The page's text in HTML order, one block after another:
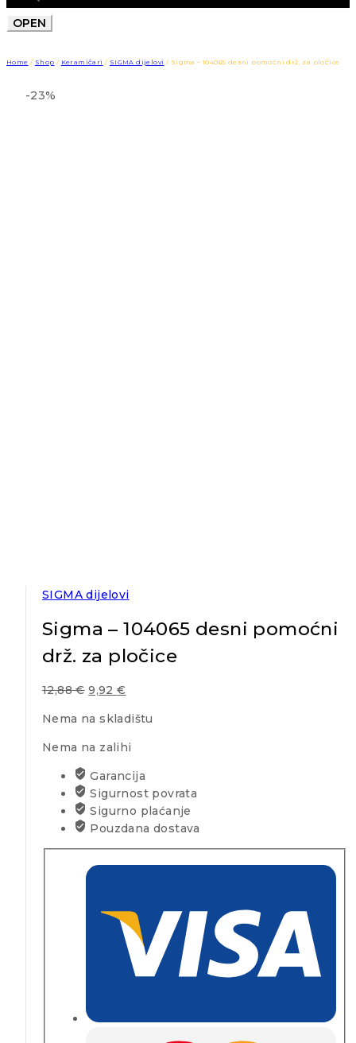
OPEN
Home / Shop / Keramičari / SIGMA dijelovi / Sigma – 104065 desni pomoćni drž. za pločice
-23%
SIGMA dijelovi
Sigma – 104065 desni pomoćni
drž. za pločice
12,88€ 9,92€
Nema na skladištu
Nema na zalihi
Garancija
Sigurnost povrata
Sigurno plaćanje
Pouzdana dostava